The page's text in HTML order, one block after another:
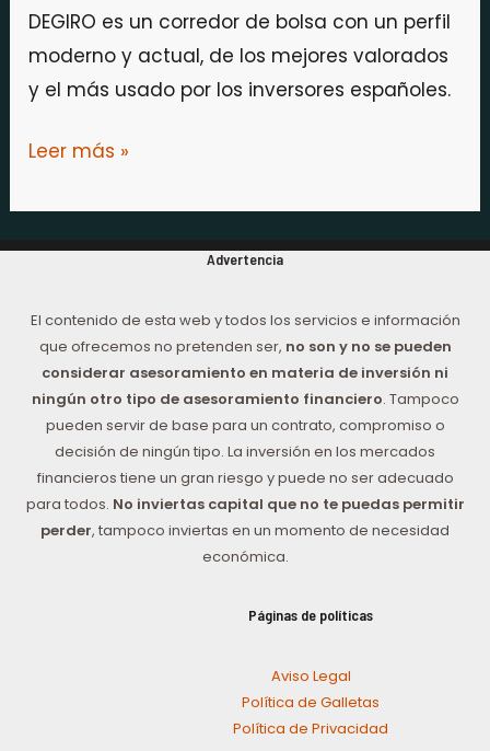
DEGIRO es un corredor de bolsa con un perfil
moderno y actual, de los mejores valorados
y el más usado por los inversores españoles.
Leer más »
Advertencia
El contenido de esta web y todos los servicios e información
que ofrecemos no pretenden ser, no son y no se pueden
considerar asesoramiento en materia de inversión ni
ningún otro tipo de asesoramiento financiero. Tampoco
pueden servir de base para un contrato, compromiso o
decisión de ningún tipo. La inversión en los mercados
financieros tiene un gran riesgo y puede no ser adecuado
para todos. No inviertas capital que no te puedas permitir
perder, tampoco inviertas en un momento de necesidad
económica.
Páginas de políticas
Aviso Legal
Política de Galletas
Política de Privacidad